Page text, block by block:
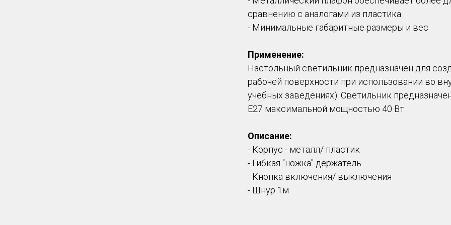
сравнению с аналогами из пластика
- Минимальные габаритные размеры и вес
Применение:
Настольный светильник предназначен для
рабочей поверхности при использовании во
учебных заведениях). Светильник
E27 максимальной мощностью 40 Вт.
Описание:
- Корпус - металл/ пластик
- Гибкая "ножка" держатель
- Кнопка включения/ выключения
- Шнур 1м